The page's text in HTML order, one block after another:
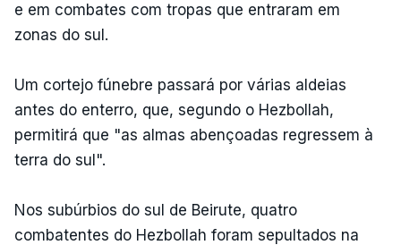
e em combates com tropas que entraram em
zonas do sul.
Um cortejo fúnebre passará por várias aldeias
antes do enterro, que, segundo o Hezbollah,
permitirá que "as almas abençoadas regressem à
terra do sul".
Nos subúrbios do sul de Beirute, quatro
combatentes do Hezbollah foram sepultados na